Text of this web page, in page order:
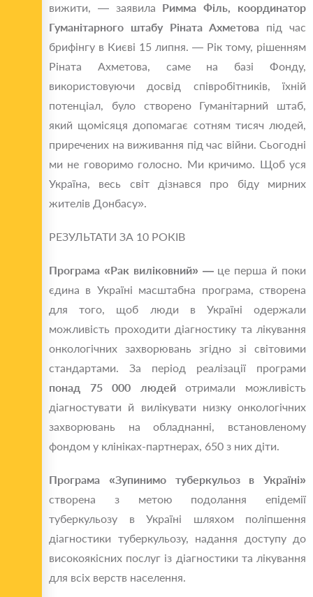
вижити, — заявила Римма Філь, координатор
Гуманітарного штабу Ріната Ахметова під час
брифінгу в Києві 15 липня. — Рік тому, рішенням
Ріната Ахметова, саме на базі Фонду,
використовуючи досвід співробітників, їхній
потенціал, було створено Гуманітарний штаб,
який щомісяця допомагає сотням тисяч людей,
приречених на виживання під час війни. Сьогодні
ми не говоримо голосно. Ми кричимо. Щоб уся
Україна, весь світ дізнався про біду мирних
жителів Донбасу».
РЕЗУЛЬТАТИ ЗА 10 РОКІВ
Програма «Рак виліковний» —це перша й поки
єдина в Україні масштабна програма, створена
для того, щоб люди в Україні одержали
можливість проходити діагностику та лікування
онкологічних захворювань згідно зі світовими
стандартами. За період реалізації програми
понад 75 000
людейотримали можливість
діагностувати й вилікувати низку онкологічних
захворювань на обладнанні, встановленому
фондом у клініках-партнерах, 650 з них діти.
Програма «Зупинимо туберкульоз в Україні»
створена з метою подолання епідемії
туберкульозу в Україні шляхом поліпшення
діагностики туберкульозу, надання доступу до
високоякісних послуг із діагностики та лікування
для всіх верств населення.